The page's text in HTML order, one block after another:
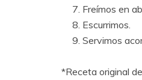
Freímos en
Escurrimos.
Servimos
*Receta original de